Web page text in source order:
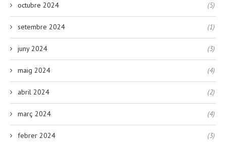
octubre 2024 (5)
setembre 2024 (1)
juny 2024 (3)
maig 2024 (4)
abril 2024 (2)
març 2024 (4)
febrer 2024 (3)